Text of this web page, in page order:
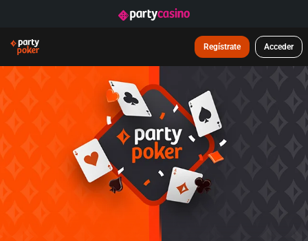
Regístrate Acceder